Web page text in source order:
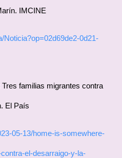
IMCINE
Noticia?op=02d69de2-0d21-
familias migrantes contra
El País
05-13/home-is-somewhere-
el-desarraigo-y-la-